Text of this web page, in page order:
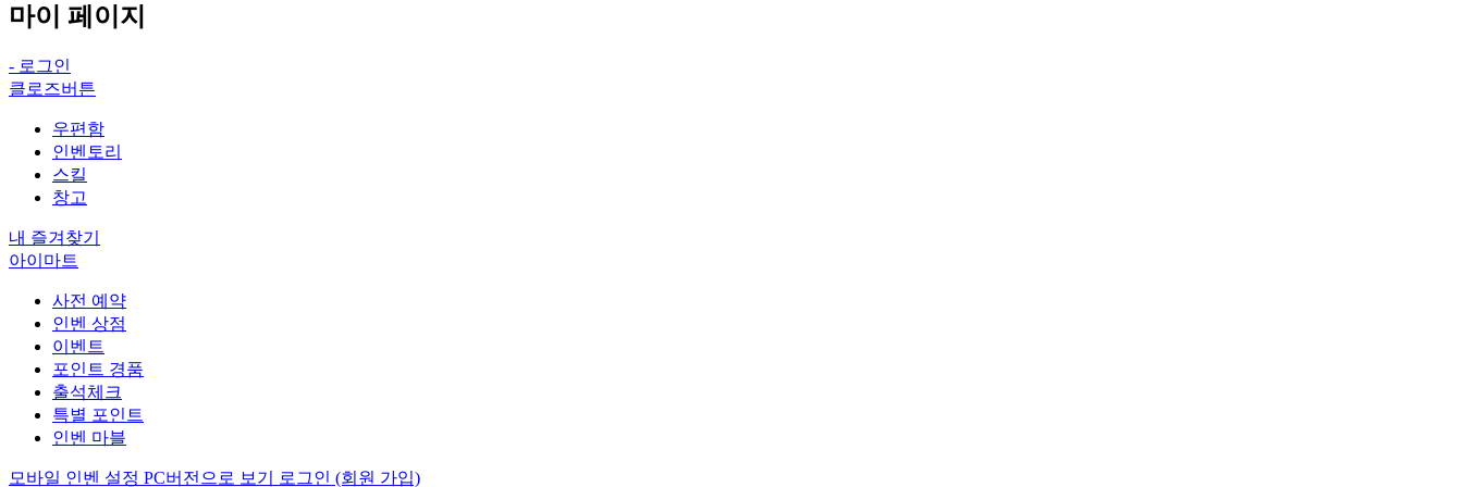
마이 페이지
- 로그인
클로즈버튼
우편함
인벤토리
스킬
창고
내 즐겨찾기
아이마트
사전 예약
인벤 상점
이벤트
포인트 경품
출석체크
특별 포인트
인벤 마블
모바일 인벤 설정 PC버전으로 보기 로그인 (회원 가입)